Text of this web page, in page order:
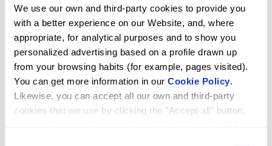
We use our own and third-party cookies to provide you
with a better experience on our Website, and, where
appropriate, for analytical purposes and to show you
personalized advertising based on a profile drawn up
from your browsing habits (for example, pages visited).
You can get more information in our Cookie Policy
Likewise, you can accept all our own and third-party
cookies that we use by clicking the "Accept all" button,
Configurador